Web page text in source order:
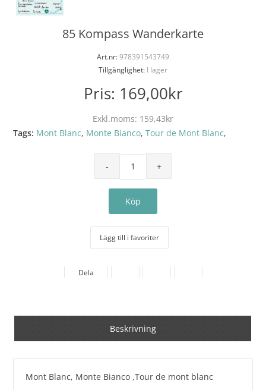
85 Kompass Wanderkarte
Art.nr:978391543749
Tillgänglighet: I lager
Pris: 169,00kr
Exkl.moms: 159,43kr
Tags: Mont Blanc, Monte Bianco,Tour de Mont Blanc,
Lägg till i favoriter
Dela
Beskrivning
Mont Blanc, Monte Bianco ,Tour de mont blanc